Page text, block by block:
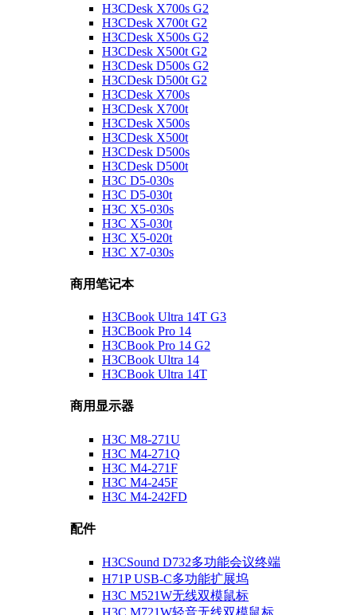
H3CDesk X700s G2
H3CDesk X700t G2
H3CDesk X500s G2
H3CDesk X500t G2
H3CDesk D500s G2
H3CDesk D500t G2
H3CDesk X700s
H3CDesk X700t
H3CDesk X500s
H3CDesk X500t
H3CDesk D500s
H3CDesk D500t
H3C D5-030s
H3C D5-030t
H3C X5-030s
H3C X5-030t
H3C X5-020t
H3C X7-030s
商用笔记本
H3CBook Ultra 14T G3
H3CBook Pro 14
H3CBook Pro 14 G2
H3CBook Ultra 14
H3CBook Ultra 14T
商用显示器
H3C M8-271U
H3C M4-271Q
H3C M4-271F
H3C M4-245F
H3C M4-242FD
配件
H3CSound D732多功能会议终端
H71P USB-C多功能扩展坞
H3C M521W无线双模鼠标